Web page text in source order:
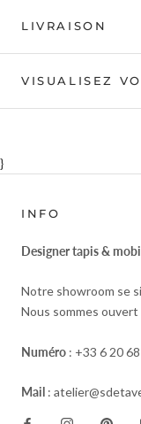
LIVRAISON
VISUALISEZ
}
INFO
Designer tapis &
Notre showroom se
Nous sommes
Numéro : +33 6 20
Mail :